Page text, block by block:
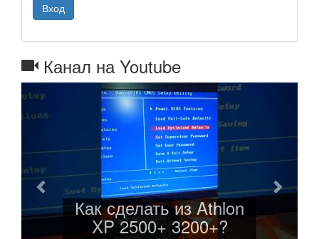
Вход
Канал на Youtube
Как сделать из Athlon
XP 2500+ 3200+?
Назад